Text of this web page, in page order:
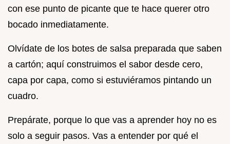
con ese punto de picante que te hace querer otro
bocado inmediatamente.
Olvídate de los botes de salsa preparada que saben
a cartón; aquí construimos el sabor desde cero,
capa por capa, como si estuviéramos pintando un
cuadro.
Prepárate, porque lo que vas a aprender hoy no es
solo a seguir pasos. Vas a entender por qué el